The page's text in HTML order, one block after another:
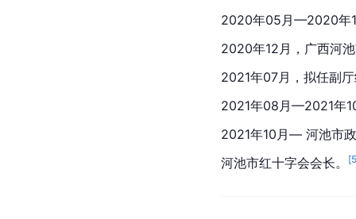
2020年05月—2020年
2020年12月，广西河
2021年07月，拟任副
2021年08月—2021年
2021年10月— 河池市
河池市红十字会会长。
[